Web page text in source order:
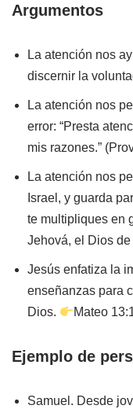
Argumentos
La atención nos
discernir la
La atención nos
error: “Presta
mis razones.”
La atención nos
Israel, y guarda
te multipliques en
Jehová, el Dios de
Jesús enfatiza la
enseñanzas para
Dios.
Mateo
Ejemplo de
Samuel. Desde